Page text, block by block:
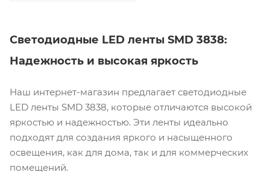
Светодиодные LED ленты SMD 3838:
Надежность и высокая яркость
Наш интернет-магазин предлагает светодиодные
LED ленты SMD 3838, которые отличаются высокой
яркостью и надежностью. Эти ленты идеально
подходят для создания яркого и насыщенного
освещения, как для дома, так и для коммерческих
помещений.